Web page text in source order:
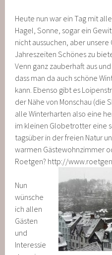
Heute nun war ein Tag mit
Hagel, Sonne, sogar ein
nicht aussuchen, aber
Jahreszeiten Schönes zu
Venn ganz zauberhaft aus
dass man da auch schöne
kann. Ebenso gibt es
der Nähe von Monschau (die
alle Winterharten also eine
im kleinen Globetrotter eine
tagsüber in der freien Natur
warmen Gästewohnzimmer
Roetgen? http://
Nun
wünsche
ich allen
Gästen
und
Interessie